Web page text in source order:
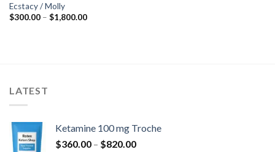
Ecstacy / Molly
$300.00 – $1,800.00Hintaluokka:
LATEST
Ketamine 100 mg Troche
$360.00 – $820.00Hintaluokka: